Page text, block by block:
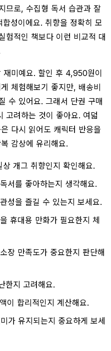
므로, 수집형 독서 습관과 잘
성이에요. 취향을 정확히 모
험적인 책보다 이런 비교적 대
재미예요. 할인 후 4,950원이
체험해보기 좋지만, 배송비
수 있어요. 그래서 단권 구매
고려하는 것이 좋아요. 여덟
다시 읽어도 캐릭터 반응을
감상에 유리해요.
상 개그 취향인지 확인해요.
서를 좋아하는지 생각해요.
성을 즐길 수 있는지 보세요.
휴대용 만화가 필요한지 체
장 만족도가 중요한지 판단해
한지 고려해요.
이 합리적인지 계산해요.
가 유지되는지 중요하게 보세